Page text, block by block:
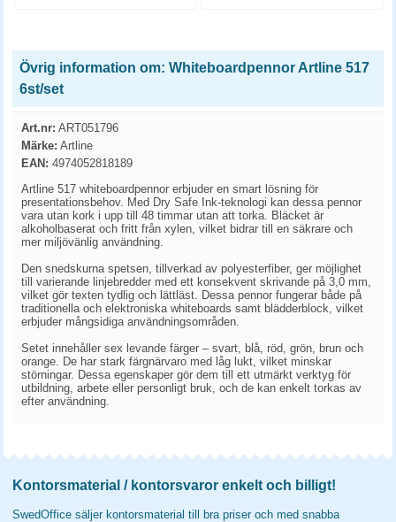
Övrig information om: Whiteboardpennor Artline 517
6st/set
Art.nr: ART051796
Märke: Artline
EAN: 4974052818189
Artline 517 whiteboardpennor erbjuder en smart lösning för
presentationsbehov. Med Dry Safe Ink-teknologi kan dessa pennor
vara utan kork i upp till 48 timmar utan att torka. Bläcket är
alkoholbaserat och fritt från xylen, vilket bidrar till en säkrare och
mer miljövänlig användning.
Den snedskurna spetsen, tillverkad av polyesterfiber, ger möjlighet
till varierande linjebredder med ett konsekvent skrivande på 3,0 mm,
vilket gör texten tydlig och lättläst. Dessa pennor fungerar både på
traditionella och elektroniska whiteboards samt blädderblock, vilket
erbjuder mångsidiga användningsområden.
Setet innehåller sex levande färger – svart, blå, röd, grön, brun och
orange. De har stark färgnärvaro med låg lukt, vilket minskar
störningar. Dessa egenskaper gör dem till ett utmärkt verktyg för
utbildning, arbete eller personligt bruk, och de kan enkelt torkas av
efter användning.
Kontorsmaterial / kontorsvaror enkelt och billigt!
SwedOffice säljer kontorsmaterial till bra priser och med snabba